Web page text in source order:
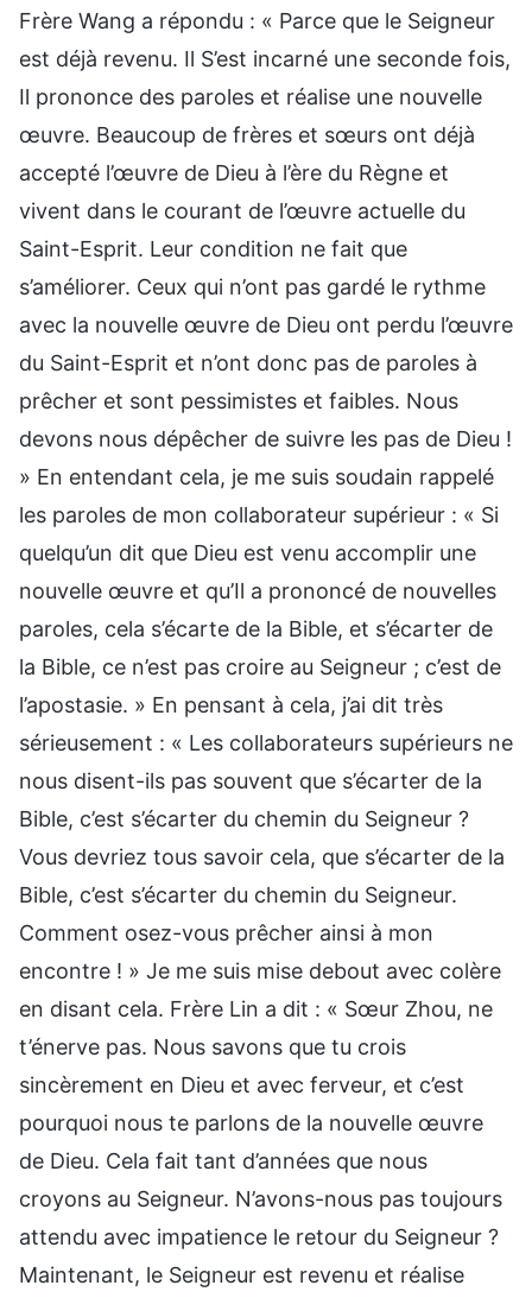
Frère Wang a répondu : « Parce que le Seigneur
est déjà revenu. Il S’est incarné une seconde fois,
Il prononce des paroles et réalise une nouvelle
œuvre. Beaucoup de frères et sœurs ont déjà
accepté l’œuvre de Dieu à l’ère du Règne et
vivent dans le courant de l’œuvre actuelle du
Saint-Esprit. Leur condition ne fait que
s’améliorer. Ceux qui n’ont pas gardé le rythme
avec la nouvelle œuvre de Dieu ont perdu l’œuvre
du Saint-Esprit et n’ont donc pas de paroles à
prêcher et sont pessimistes et faibles. Nous
devons nous dépêcher de suivre les pas de Dieu !
» En entendant cela, je me suis soudain rappelé
les paroles de mon collaborateur supérieur : « Si
quelqu’un dit que Dieu est venu accomplir une
nouvelle œuvre et qu’Il a prononcé de nouvelles
paroles, cela s’écarte de la Bible, et s’écarter de
la Bible, ce n’est pas croire au Seigneur ; c’est de
l’apostasie. » En pensant à cela, j’ai dit très
sérieusement : « Les collaborateurs supérieurs ne
nous disent-ils pas souvent que s’écarter de la
Bible, c’est s’écarter du chemin du Seigneur ?
Vous devriez tous savoir cela, que s’écarter de la
Bible, c’est s’écarter du chemin du Seigneur.
Comment osez-vous prêcher ainsi à mon
encontre ! » Je me suis mise debout avec colère
en disant cela. Frère Lin a dit : « Sœur Zhou, ne
t’énerve pas. Nous savons que tu crois
sincèrement en Dieu et avec ferveur, et c’est
pourquoi nous te parlons de la nouvelle œuvre
de Dieu. Cela fait tant d’années que nous
croyons au Seigneur. N’avons-nous pas toujours
attendu avec impatience le retour du Seigneur ?
Maintenant, le Seigneur est revenu et réalise